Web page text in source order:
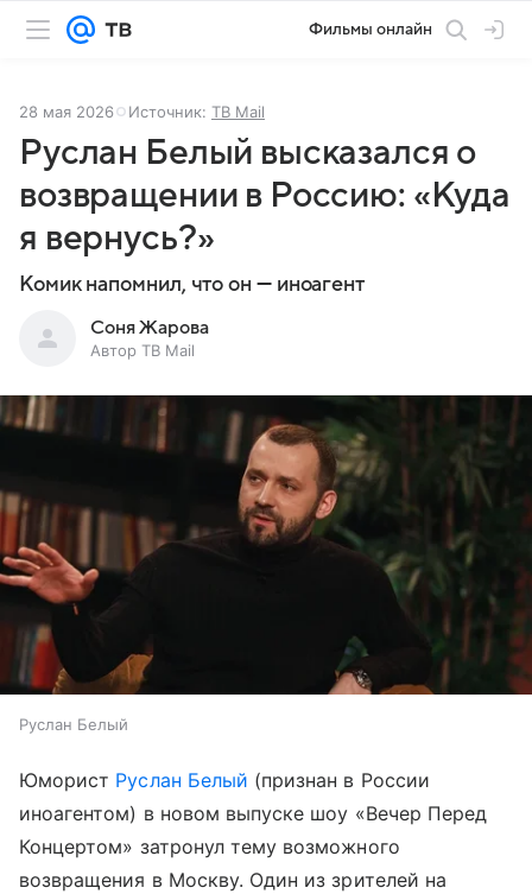
Фильмы онлайн
28 мая 2026 Источник: ТВ Mail
Руслан Белый высказался о
возвращении в Россию: «Куда
я вернусь?»
Комик напомнил, что он — иноагент
Соня Жарова
Автор ТВ Mail
Руслан Белый
Юморист Руслан Белый (признан в России
иноагентом) в новом выпуске шоу «Вечер Перед
Концертом» затронул тему возможного
возвращения в Москву. Один из зрителей на